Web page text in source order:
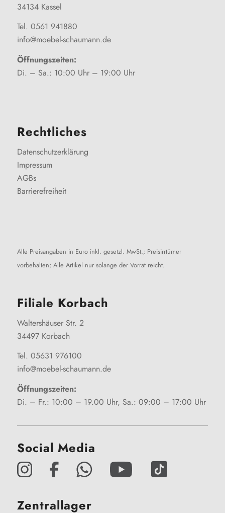
34134 Kassel
Tel. 0561 941880
info@moebel-schaumann.de
Öffnungszeiten:
Di. – Sa.: 10:00 Uhr – 19:00 Uhr
Rechtliches
Datenschutzerklärung
Impressum
AGBs
Barrierefreiheit
Alle Preisangaben in Euro inkl. gesetzl. MwSt.; Preisirrtümer
vorbehalten; Alle Artikel nur solange der Vorrat reicht.
Filiale Korbach
Waltershäuser Str. 2
34497 Korbach
Tel. 05631 976100
info@moebel-schaumann.de
Öffnungszeiten:
Di. – Fr.: 10:00 – 19.00 Uhr, Sa.: 09:00 – 17:00 Uhr
Social Media
Zentrallager